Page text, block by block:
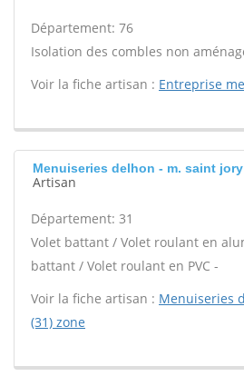
Département: 76
Isolation des combles non
Voir la fiche artisan : Entreprise
Menuiseries delhon - m. saint
Artisan
Département: 31
Volet battant / Volet roulant en
battant / Volet roulant en PVC -
Voir la fiche artisan : Menuiseries
(31) zone